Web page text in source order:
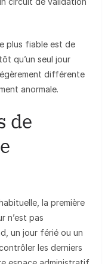
plus fiable est de
qu’un seul jour
différente
anormale.
de
la première
n’est pas
un jour férié ou un
les derniers